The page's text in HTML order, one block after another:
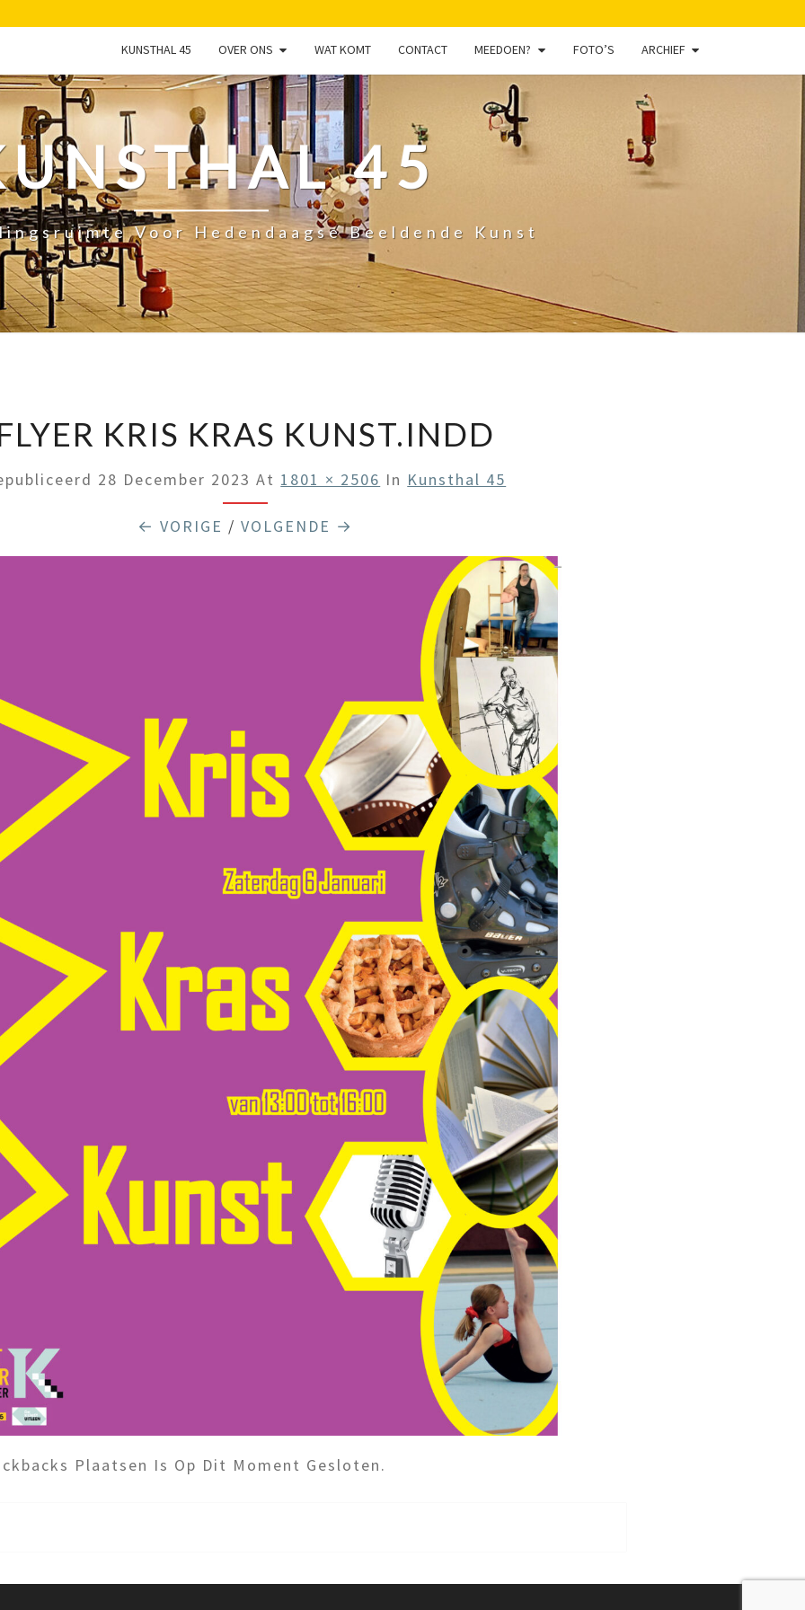
KUNSTHAL 45 OVER ONS WAT KOMT CONTACT MEEDOEN? FOTO’S ARCHIEF
45
Voor Hedendaagse Beeldende Kunst
KRIS KRAS KUNST.INDD
28 December 2023 At 1801 × 2506 In Kunsthal 45
← VORIGE / VOLGENDE →
Plaatsen Is Op Dit Moment Gesloten.